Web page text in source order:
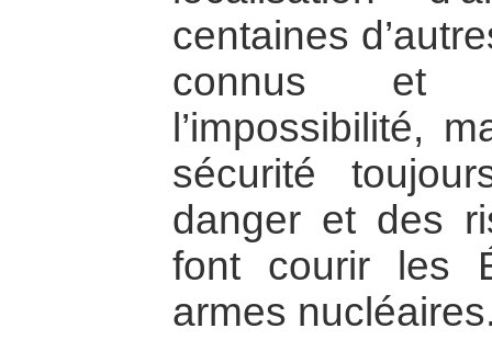
centaines
connus et
l’impossibilité,
sécurité
danger et des
font courir les
armes